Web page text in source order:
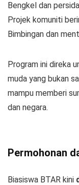
Bengkel dan
Projek komuniti
Bimbingan dan
Program ini direka
muda yang bukan
mampu memberi
dan negara.
Permohonan
Biasiswa BTAR kini